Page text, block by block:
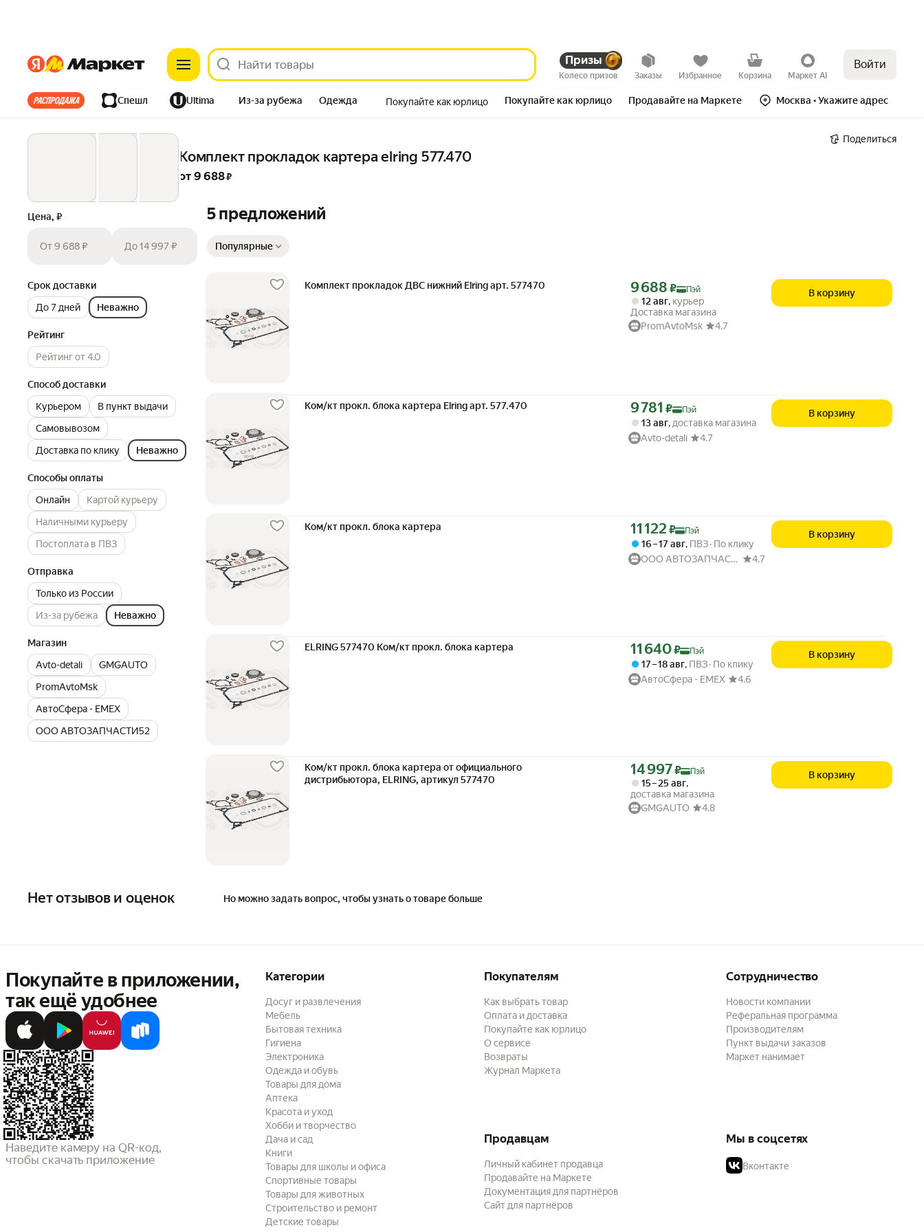
ЯндексЯндекс Призы
Колесо призов Заказы Избранное Корзина Маркет AI
Войти
Все хиты Спешл Ultima Из-за рубежа Одежда
Дом Ремонт Детям Красота
Покупайте как юрлицо Покупайте как юрлицо Продавайте на Маркете Москва • Укажите адрес
Комплект прокладок картера elring 577.470
от 9 688 ₽
Поделиться
Цена, ₽
От 9 688 ₽ До 14 997 ₽
Срок доставки
До 7 дней
Неважно
Рейтинг
Рейтинг от 4.0
Способ доставки
Курьером
В пункт выдачи
Самовывозом
Доставка по клику
Неважно
Способы оплаты
Онлайн
Картой курьеру
Наличными курьеру
Постоплата в ПВЗ
Отправка
Только из России
Из-за рубежа
Неважно
Магазин
Avto-detali
GMGAUTO
PromAvtoMsk
АвтоСфера - ЕМЕХ
ООО АВТОЗАПЧАСТИ52
5 предложений
Популярные
Комплект прокладок ДВС нижний Elring арт. 577470 Цена с картой Яндекс Пэй 9688 ₽ вместо
9 688 ₽ Пэй
12 авг, курьер
Доставка магазина
PromAvtoMsk
4.7
В корзину
Ком/кт прокл. блока картера Elring арт. 577.470 Цена с картой Яндекс Пэй 9781 ₽ вместо
9 781 ₽ Пэй
13 авг,доставка магазина
Avto-detali
4.7
В корзину
Ком/кт прокл. блока картера Цена с картой Яндекс Пэй 11122 ₽ вместо
11 122 ₽ Пэй
16 – 17 авг, ПВЗ По клику
ООО АВТОЗАПЧАСТИ52
4.7
В корзину
ELRING 577470 Ком/кт прокл. блока картера Цена с картой Яндекс Пэй 11640 ₽ вместо
11 640₽ Пэй
17 – 18 авг, ПВЗ По клику
АвтоСфера - ЕМЕХ
4.6
В корзину
Ком/кт прокл. блока картера от официального
дистрибьютора, ELRING, артикул 577470
Цена с картой Яндекс Пэй 14997 ₽ вместо
14 997₽ Пэй
15 – 25 авг,
доставка магазина
GMGAUTO
4.8
В корзину
Нет отзывов и оценок Но можно задать вопрос, чтобы узнать о товаре больше
Покупайте в приложении,
так ещё удобнее
Наведите камеру на QR-код,
чтобы скачать приложение
Категории
Досуг и развлечения
Мебель
Бытовая техника
Гигиена
Электроника
Одежда и обувь
Товары для дома
Аптека
Красота и уход
Хобби и творчество
Дача и сад
Книги
Товары для школы и офиса
Спортивные товары
Товары для животных
Строительство и ремонт
Детские товары
Покупателям
Как выбрать товар
Оплата и доставка
Покупайте как юрлицо
О сервисе
Возвраты
Журнал Маркета
Сотрудничество
Новости компании
Реферальная программа
Производителям
Пункт выдачи заказов
Маркет нанимает
Продавцам
Личный кабинет продавца
Продавайте на Маркете
Документация для партнёров
Сайт для партнёров
Мы в соцсетях
Вконтакте